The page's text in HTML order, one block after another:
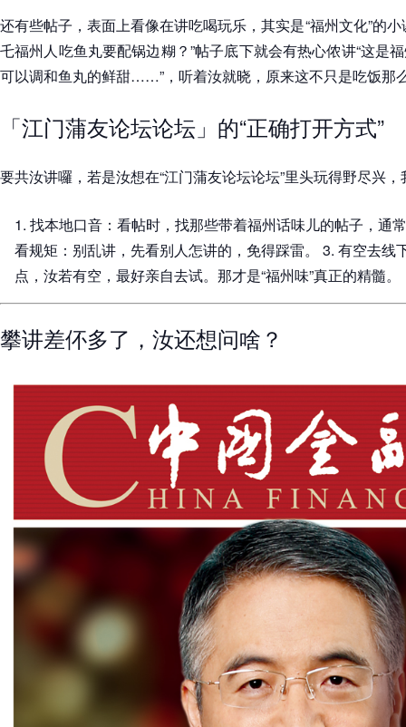
还有些帖子，表面上看像在讲吃喝玩乐，其实是“福州文化”的
乇福州人吃鱼丸要配锅边糊？”帖子底下就会有热心侬讲“这是
可以调和鱼丸的鲜甜……”，听着汝就晓，原来这不只是吃饭那
「江门蒲友论坛论坛」的“正确打开方式”
要共汝讲囉，若是汝想在“江门蒲友论坛论坛”里头玩得野尽兴
1. 找本地口音：看帖时，找那些带着福州话味儿的帖子，通
看规矩：别乱讲，先看别人怎讲的，免得踩雷。 3. 有空去线
点，汝若有空，最好亲自去试。那才是“福州味”真正的精髓。
攀讲差伓多了，汝还想问啥？